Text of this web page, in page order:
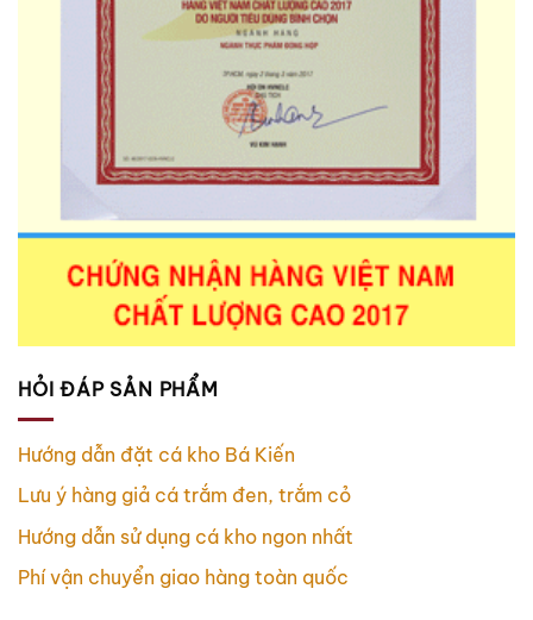
HỎI ĐÁP SẢN PHẨM
Hướng dẫn đặt cá kho Bá Kiến
Lưu ý hàng giả cá trắm đen, trắm cỏ
Hướng dẫn sử dụng cá kho ngon nhất
Phí vận chuyển giao hàng toàn quốc